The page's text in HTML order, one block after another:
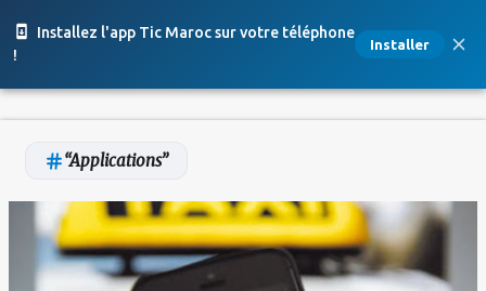
Installez l'app Tic Maroc sur votre téléphone
!
Installer
Accéder au contenu principal
Applications